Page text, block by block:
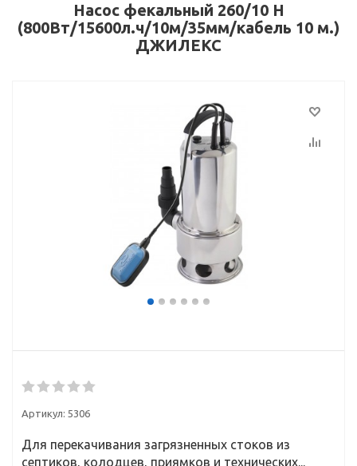
Насос фекальный 260/10 Н
(800Вт/15600л.ч/10м/35мм/кабель 10 м.)
ДЖИЛЕКС
Артикул: 5306
Для перекачивания загрязненных стоков из
септиков, колодцев, приямков и технических...